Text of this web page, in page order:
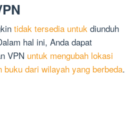
tidak tersedia untuk diunduh
hal ini, Anda dapat
VPN untuk mengubah lokasi
buku dari wilayah yang berbeda.